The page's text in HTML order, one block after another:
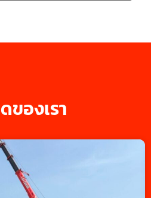
ของเรา